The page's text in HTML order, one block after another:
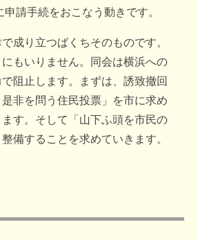
請手続をおこなう動きです。
成り立つばくちそのものです。
もいりません。同会は横浜への
阻止します。まずは、誘致撤回
非を問う住民投票」を市に求め
す。そして「山下ふ頭を市民の
備することを求めていきます。